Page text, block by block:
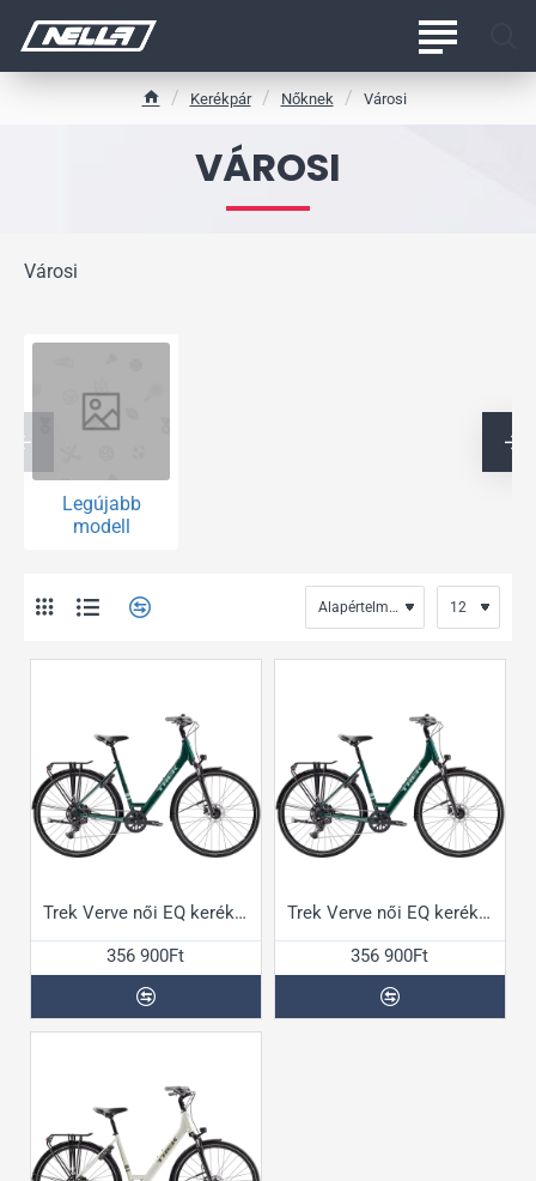
VÁROSI
Kerékpár Nőknek Városi
Városi
Legújabb
modell
Trek Verve női EQ kerékpár
356 900Ft
Trek Verve női EQ kerékpár
356 900Ft